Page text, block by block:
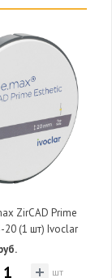
ZirCAD Prime
20 (1 шт) Ivoclar
шт